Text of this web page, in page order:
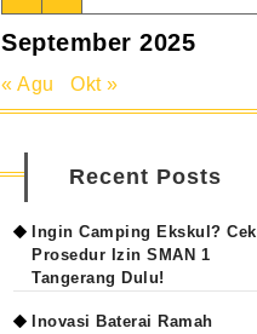
September 2025
« Agu Okt »
Recent Posts
Ingin Camping Ekskul? Cek
Prosedur Izin SMAN 1
Tangerang Dulu!
Inovasi Baterai Ramah